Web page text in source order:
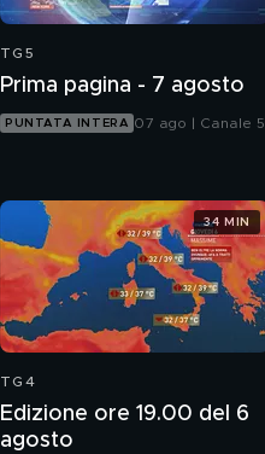
TG5
Prima pagina - 7 agosto
PUNTATA INTERA 07 ago | Canale 5
TG4
Edizione ore 19.00 del 6
agosto
34 MIN